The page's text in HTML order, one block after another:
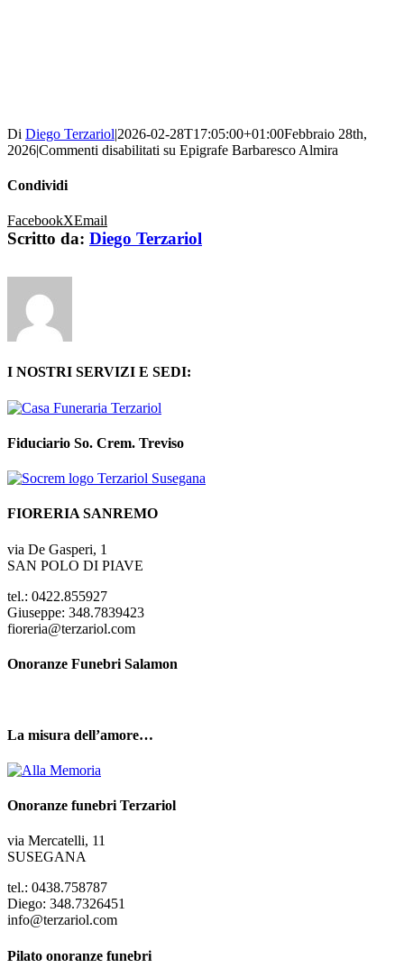
Di Diego Terzariol|2026-02-28T17:05:00+01:00Febbraio 28th,
2026|Commenti disabilitati su Epigrafe Barbaresco Almira
Condividi
FacebookXEmail
Scritto da: Diego Terzariol
I NOSTRI SERVIZI E SEDI:
Fiduciario So. Crem. Treviso
FIORERIA SANREMO
via De Gasperi, 1
SAN POLO DI PIAVE
tel.: 0422.855927
Giuseppe: 348.7839423
fioreria@terzariol.com
Onoranze Funebri Salamon
La misura dell’amore…
Onoranze funebri Terzariol
via Mercatelli, 11
SUSEGANA
tel.: 0438.758787
Diego: 348.7326451
info@terzariol.com
Pilato onoranze funebri